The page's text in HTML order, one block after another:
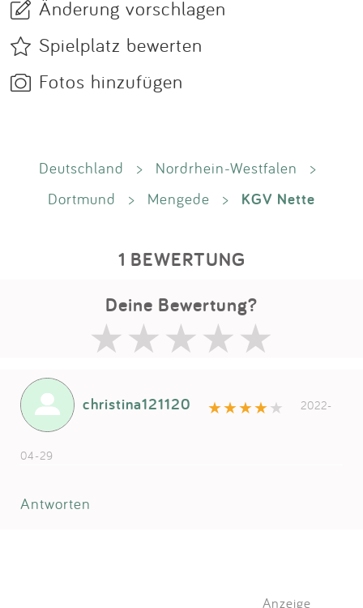
Änderung vorschlagen
Spielplatz bewerten
Fotos hinzufügen
Deutschland > Nordrhein-Westfalen
>
Dortmund
> Mengede > KGV Nette
1 BEWERTUNG
Deine Bewertung?
christina121120 2022-
04-29
Antworten
Anzeige